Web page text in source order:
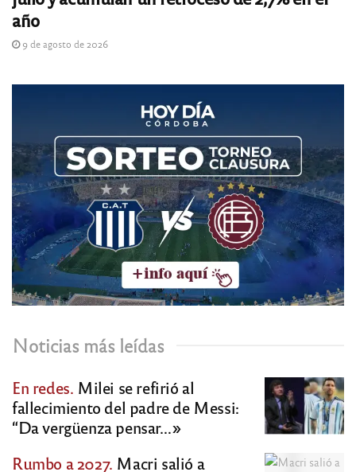
año
9 de agosto de 2026
Noticias más leídas
En redes. Milei se refirió al
fallecimiento del padre de Messi:
“Da vergüenza pensar…»
Rumbo a 2027. Macri salió a